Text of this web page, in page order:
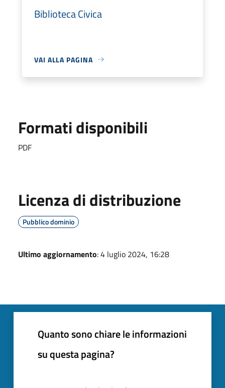
Biblioteca Civica
VAI ALLA PAGINA
Formati disponibili
PDF
Licenza di distribuzione
Pubblico dominio
Ultimo aggiornamento: 4 luglio 2024, 16:28
Quanto sono chiare le informazioni
su questa pagina?